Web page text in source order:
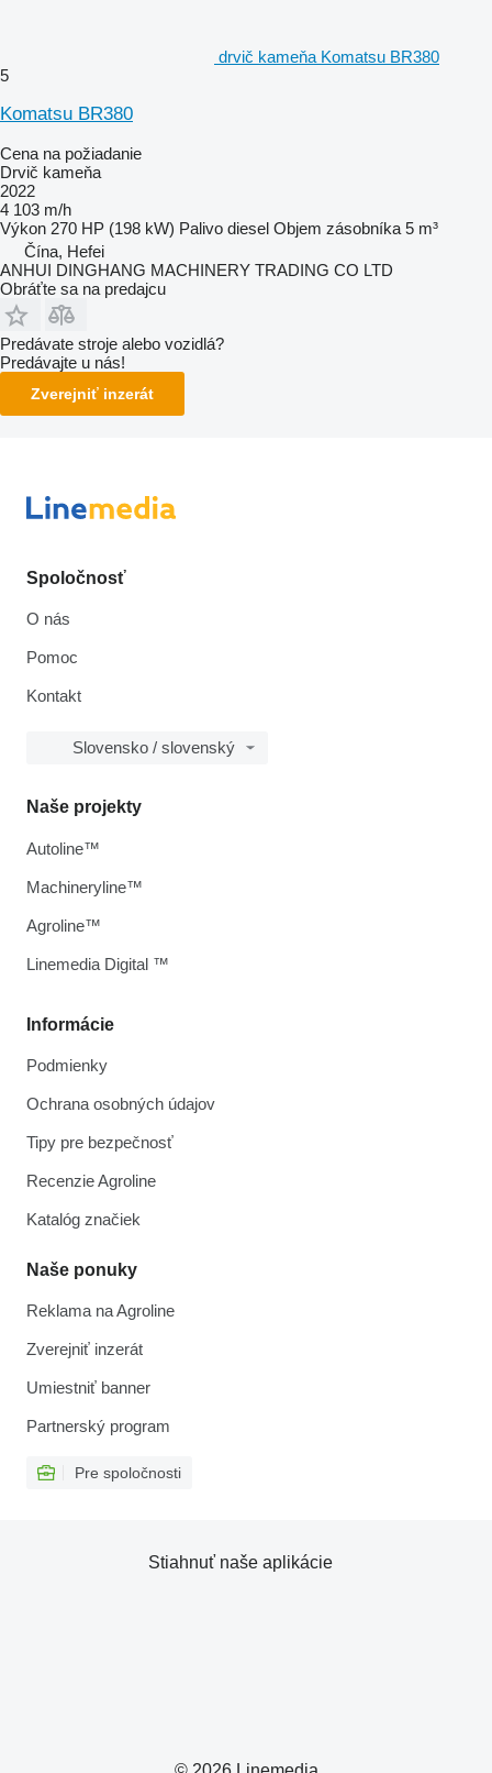
drvič kameňa Komatsu BR380
5
Komatsu BR380
Cena na požiadanie
Drvič kameňa
2022
4 103 m/h
Výkon 270 HP (198 kW) Palivo diesel Objem zásobníka 5 m³
Čína, Hefei
ANHUI DINGHANG MACHINERY TRADING CO LTD
Obráťte sa na predajcu
Predávate stroje alebo vozidlá?
Predávajte u nás!
Zverejniť inzerát
Spoločnosť
O nás
Pomoc
Kontakt
Slovensko / slovenský
Informácie
Podmienky
Ochrana osobných údajov
Tipy pre bezpečnosť
Recenzie Agroline
Katalóg značiek
Naše ponuky
Reklama na Agroline
Zverejniť inzerát
Umiestniť banner
Partnerský program
Pre spoločnosti
Naše projekty
Autoline™
Machineryline™
Agroline™
Linemedia Digital ™
Stiahnuť naše aplikácie